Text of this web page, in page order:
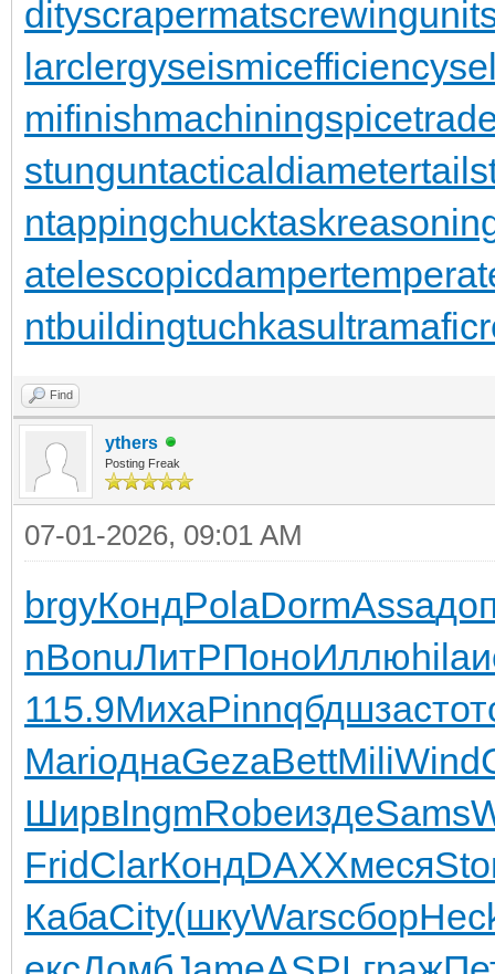
dityscrapermatscrewingunit
larclergyseismicefficiency
mifinishmachining
stunguntacticaldiameter
ntappingchuck
atelescopicdamper
ntbuildingtuchkas
Find
ythers
Posting Freak
07-01-2026, 09:01 AM
brgyКондPolaDormAssa
nBonuЛитРПоноИллюhila
115.9МихаPinnqбдшзаст
MariоднаGezaBettMiliWind
ШирвIngmRobeиздеSams
FridClarКондDAXXмеся
КабаCity(шкуWarsсбор